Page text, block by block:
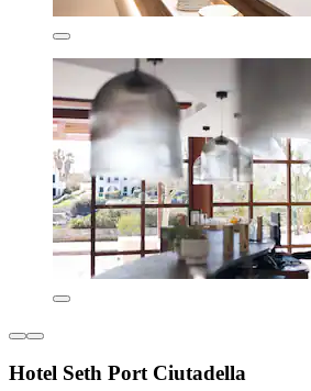
Hotel Seth Port Ciutadella